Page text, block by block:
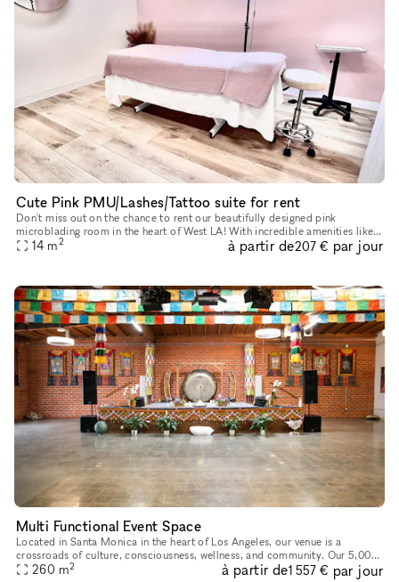
Cute Pink PMU/Lashes/Tattoo suite for rent
Don't miss out on the chance to rent our beautifully designed pink
microblading room in the heart of West LA! With incredible amenities like
concierge service, elevators, parking, wheelchair access,
14 m2 à partir de207 € par jour
Multi Functional Event Space
Located in Santa Monica in the heart of Los Angeles, our venue is a
crossroads of culture, consciousness, wellness, and community. Our 5,000-
square-foot facility is available for corporate events, sp
260 m2 à partir de1 557 € par jour